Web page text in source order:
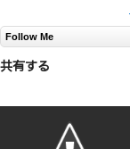
Follow Me
共有する